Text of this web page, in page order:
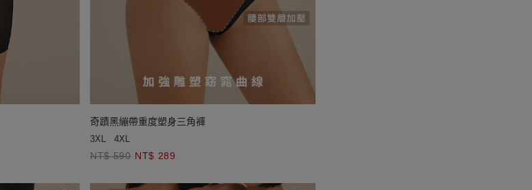
奇蹟黑繃帶重度塑身三角褲
3XL 4XL
NT$ 590 NT$ 289